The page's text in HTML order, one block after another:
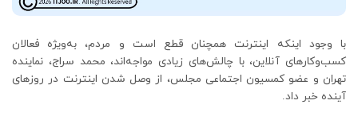
با وجود اینکه اینترنت همچنان قطع است و مردم، به‌ویژه فعالان
کسب‌وکارهای آنلاین، با چالش‌های زیادی مواجه‌اند، محمد سراج، نماینده
تهران و عضو کمسیون اجتماعی مجلس، از وصل شدن اینترنت در روزهای
آینده خبر داد.